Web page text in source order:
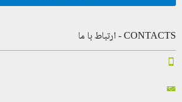
CONTACTS - ارتباط با ما